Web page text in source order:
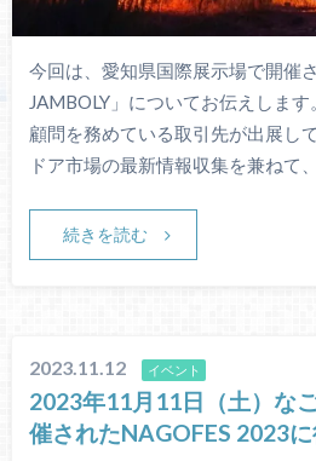
今回は、愛知県国際展示場で開催
JAMBOLY」についてお伝えしま
顧問を務めている取引先が出展し
ドア市場の最新情報収集を兼ねて
続きを読む
2023.11.12 イベント
2023年11月11日（土）な
催されたNAGOFES 2023